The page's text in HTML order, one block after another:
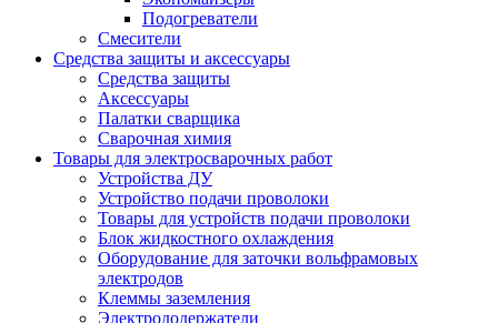
Подогреватели
Смесители
Средства защиты и аксессуары
Средства защиты
Аксессуары
Палатки сварщика
Сварочная химия
Товары для электросварочных работ
Устройства ДУ
Устройство подачи проволоки
Товары для устройств подачи проволоки
Блок жидкостного охлаждения
Оборудование для заточки вольфрамовых
электродов
Клеммы заземления
Электрододержатели